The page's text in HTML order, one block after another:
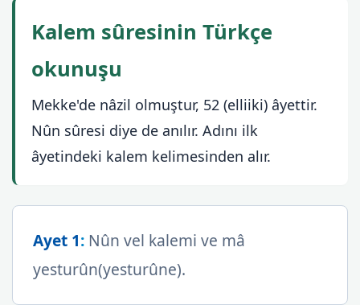
Kalem sûresinin Türkçe
okunuşu
Mekke'de nâzil olmuştur, 52 (elliiki) âyettir.
Nûn sûresi diye de anılır. Adını ilk
âyetindeki kalem kelimesinden alır.
Ayet 1: Nûn vel kalemi ve mâ
yesturûn(yesturûne).